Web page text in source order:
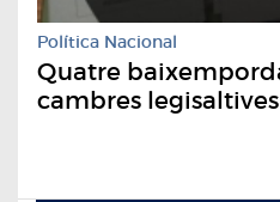
Política Nacional
Quatre
cambres